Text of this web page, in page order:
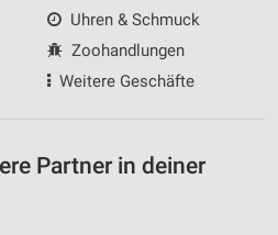
Uhren & Schmuck
Zoohandlungen
Weitere Geschäfte
Partner in deiner